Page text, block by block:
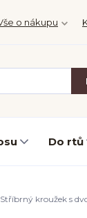
o nákupu
Do rtů
Stříbrný kroužek s